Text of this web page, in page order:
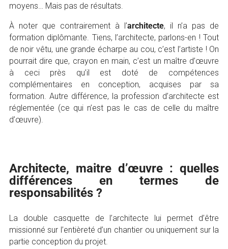
moyens… Mais pas de résultats.
À noter que contrairement à l’architecte, il n’a pas de
formation diplômante. Tiens, l’architecte, parlons-en ! Tout
de noir vêtu, une grande écharpe au cou, c’est l’artiste ! On
pourrait dire que, crayon en main, c’est un maître d’œuvre
à ceci près qu’il est doté de compétences
complémentaires en conception, acquises par sa
formation. Autre différence, la profession d’architecte est
réglementée (ce qui n’est pas le cas de celle du maître
d’œuvre).
Architecte, maitre d’œuvre : quelles
différences en termes de
responsabilités ?
La double casquette de l’architecte lui permet d’être
missionné sur l’entièreté d’un chantier ou uniquement sur la
partie conception du projet.